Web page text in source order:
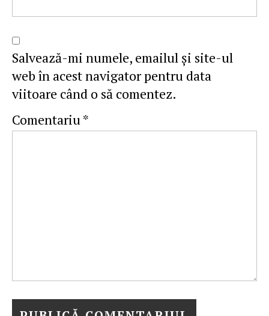
Salvează-mi numele, emailul și site-ul
web în acest navigator pentru data
viitoare când o să comentez.
Comentariu*